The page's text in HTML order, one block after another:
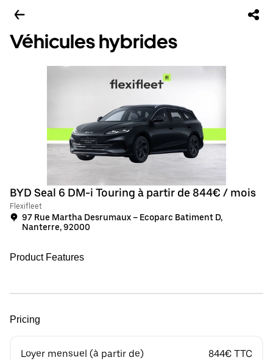
Véhicules hybrides
BYD Seal 6 DM-i Touring à partir de 844€ / mois
Flexifleet
97 Rue Martha Desrumaux – Ecoparc Batiment D,
Nanterre, 92000
Product Features
Pricing
Loyer mensuel (à partir de) 844€ TTC